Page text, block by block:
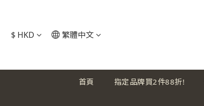
$ HKD 繁體中文
首頁 指定品牌買2件88折!